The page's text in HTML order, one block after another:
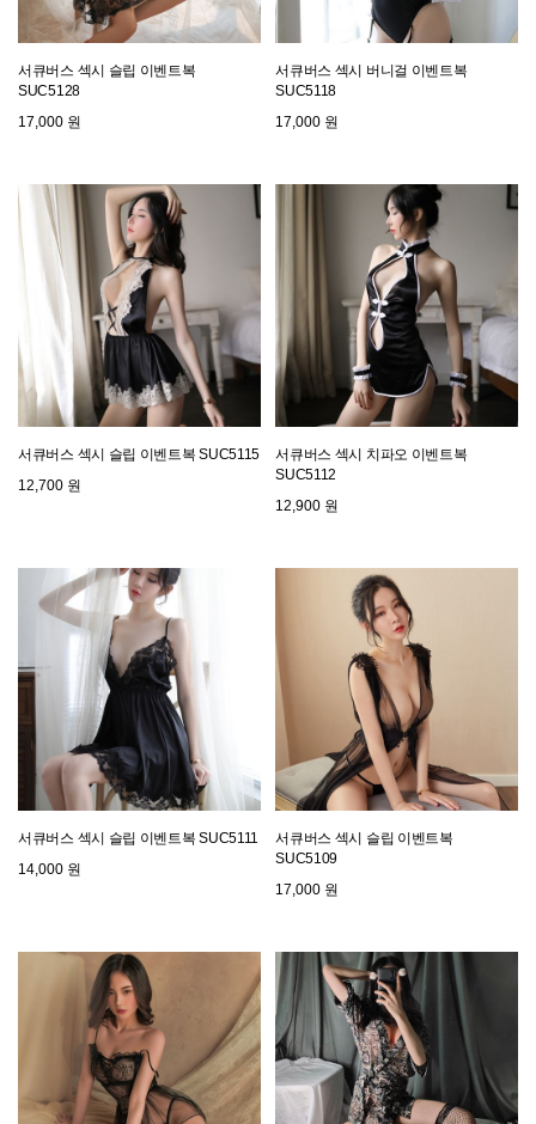
서큐버스 섹시 슬립 이벤트복
SUC5128
17,000 원
서큐버스 섹시 버니걸 이벤트복
SUC5118
17,000 원
서큐버스 섹시 슬립 이벤트복 SUC5115
12,700 원
서큐버스 섹시 치파오 이벤트복
SUC5112
12,900 원
서큐버스 섹시 슬립 이벤트복 SUC5111
14,000 원
서큐버스 섹시 슬립 이벤트복
SUC5109
17,000 원